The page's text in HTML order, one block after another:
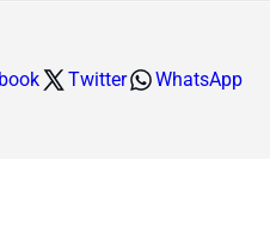
Twitter WhatsApp